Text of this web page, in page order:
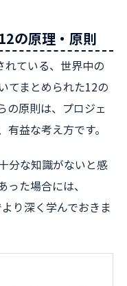
の原理・原則
れている、世界中の
てまとめられた12の
の原則は、プロジェ
益な考え方です。
分な知識がないと感
た場合には、
り深く学んでおきま